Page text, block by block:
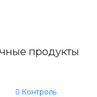
продукты
Контроль